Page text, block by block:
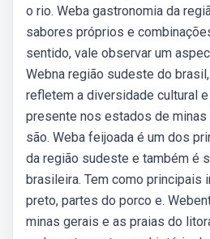
o rio. Weba gastronomia da
sabores próprios e
sentido, vale observar um
Webna região sudeste do
refletem a diversidade cultural
presente nos estados de minas
são. Weba feijoada é um dos
da região sudeste e também é
brasileira. Tem como principais
preto, partes do porco e.
minas gerais e as praias do